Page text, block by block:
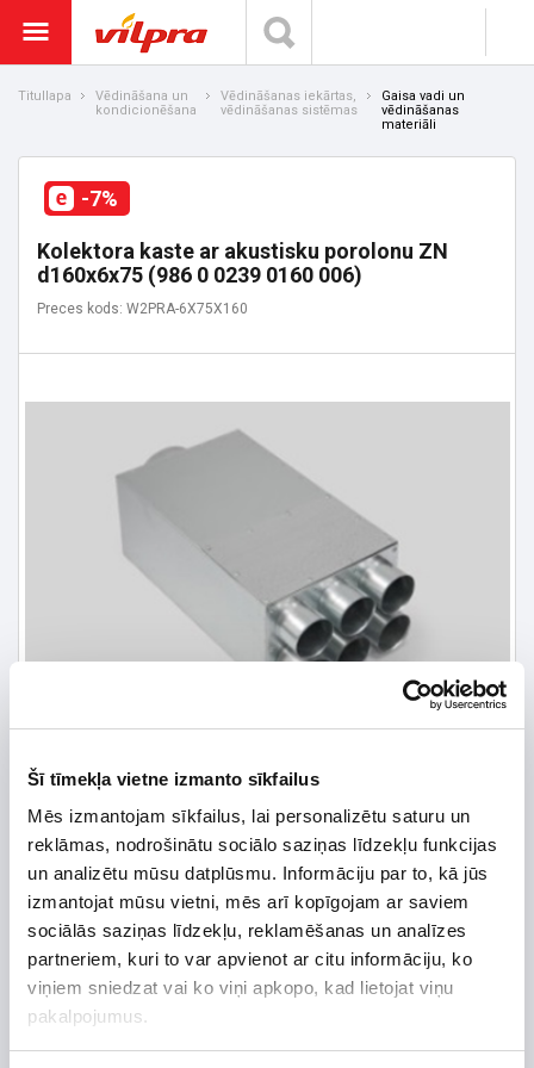
Šī tīmekļa vietne izmanto sīkfailus
Mēs izmantojam sīkfailus, lai personalizētu saturu un
reklāmas, nodrošinātu sociālo saziņas līdzekļu funkcijas
un analizētu mūsu datplūsmu. Informāciju par to, kā jūs
izmantojat mūsu vietni, mēs arī kopīgojam ar saviem
sociālās saziņas līdzekļu, reklamēšanas un analīzes
partneriem, kuri to var apvienot ar citu informāciju, ko
viņiem sniedzat vai ko viņi apkopo, kad lietojat viņu
pakalpojumus.
Titullapa
Vēdināšana un
kondicionēšana
Vēdināšanas iekārtas,
vēdināšanas sistēmas
Gaisa vadi un
vēdināšanas
materiāli
-7%
Kolektora kaste ar akustisku porolonu ZN
d160x6x75 (986 0 0239 0160 006)
Preces kods: W2PRA-6X75X160
85,93 € *
92,40 € *Detalizētāku informāciju un cenu meklēt